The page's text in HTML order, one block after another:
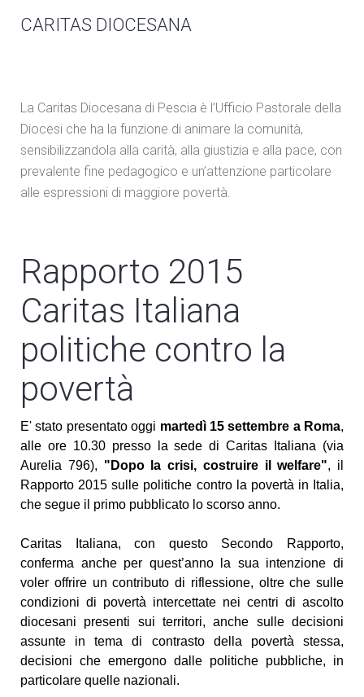
CARITAS DIOCESANA
La Caritas Diocesana di Pescia è l’Ufficio Pastorale della
Diocesi che ha la funzione di animare la comunità,
sensibilizzandola alla carità, alla giustizia e alla pace, con
prevalente fine pedagogico e un’attenzione particolare
alle espressioni di maggiore povertà.
Rapporto 2015
Caritas Italiana
politiche contro la
povertà
E' stato presentato oggi martedì 15 settembre a Roma,
alle ore 10.30 presso la sede di Caritas Italiana (via
Aurelia 796), "Dopo la crisi, costruire il welfare", il
Rapporto 2015 sulle politiche contro la povertà in Italia,
che segue il primo pubblicato lo scorso anno.
Caritas Italiana, con questo Secondo Rapporto,
conferma anche per quest’anno la sua intenzione di
voler offrire un contributo di riflessione, oltre che sulle
condizioni di povertà intercettate nei centri di ascolto
diocesani presenti sui territori, anche sulle decisioni
assunte in tema di contrasto della povertà stessa,
decisioni che emergono dalle politiche pubbliche, in
particolare quelle nazionali.